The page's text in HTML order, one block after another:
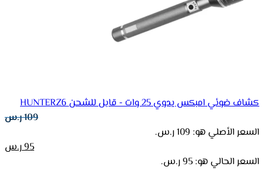
كشاف ضوئي امبكس يدوي 25 وات - قابل للشحن HUNTERZ6
109ر.س
السعر الأصلي هو: 109 ر.س.
95ر.س
السعر الحالي هو: 95 ر.س.